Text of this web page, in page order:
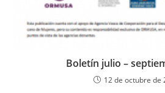
Boletín julio –
12 de octubre de